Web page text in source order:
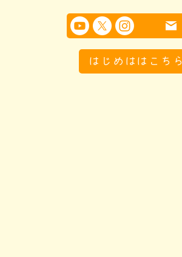
はじめははこちら